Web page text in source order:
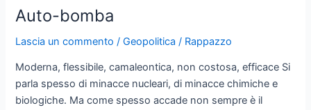
guerra
classica
Auto-bomba
Lascia un commento /Geopolitica / Rappazzo
Moderna, flessibile, camaleontica, non costosa, efficace Si
parla spesso di minacce nucleari, di minacce chimiche e
biologiche. Ma come spesso accade non sempre è il